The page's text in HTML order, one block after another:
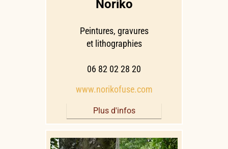
Noriko
Peintures, gravures
et lithographies
06 82 02 28 20
www.norikofuse.com
Plus d'infos